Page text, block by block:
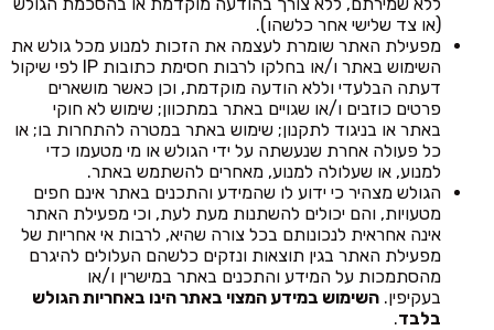
(או צד שלישי אחר כלשהו).
מפעילת האתר שומרת לעצמה את הזכות למנוע מכל גולש את
השימוש באתר ו/או בחלקו לרבות חסימת כתובות IP לפי שיקול
דעתה הבלעדי וללא הודעה מוקדמת, וכן כאשר מושארים
פרטים כוזבים ו/או שגויים באתר במתכוון; שימוש לא חוקי
באתר או בניגוד לתקנון; שימוש באתר במטרה להתחרות בו; או
כל פעולה אחרת שנעשתה על ידי הגולש או מי מטעמו כדי
למנוע, או שעלולה למנוע, מאחרים להשתמש באתר.
הגולש מצהיר כי ידוע לו שהמידע והתכנים באתר אינם חפים
מטעויות, והם יכולים להשתנות מעת לעת, וכי מפעילת האתר
אינה אחראית לנכונותם בכל צורה שהיא, לרבות אי אחריות של
מפעילת האתר בגין תוצאות ונזקים כלשהם העלולים להיגרם
מהסתמכות על המידע והתכנים באתר במישרין ו/או
בעקיפין. השימוש במידע המצוי באתר הינו באחריות הגולש
בלבד.